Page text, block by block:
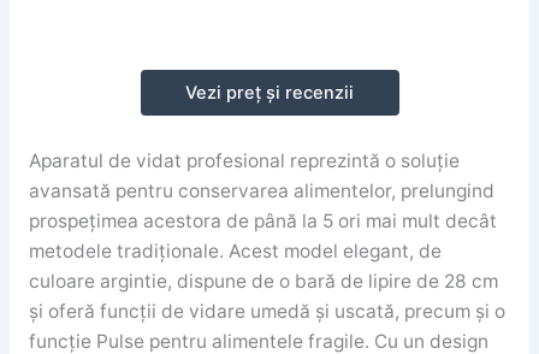
Vezi preț și recenzii
Aparatul de vidat profesional reprezintă o soluție
avansată pentru conservarea alimentelor, prelungind
prospețimea acestora de până la 5 ori mai mult decât
metodele tradiționale. Acest model elegant, de
culoare argintie, dispune de o bară de lipire de 28 cm
și oferă funcții de vidare umedă și uscată, precum și o
funcție Pulse pentru alimentele fragile. Cu un design